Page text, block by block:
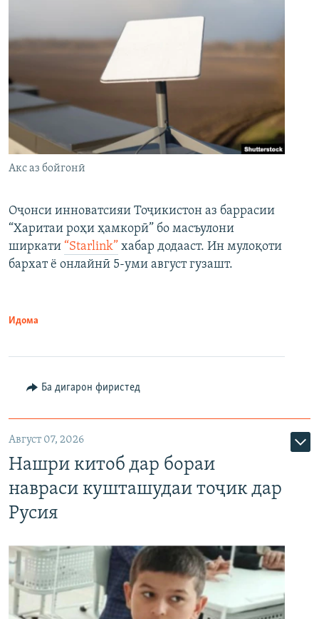
Акс аз бойгонӣ
Оҷонси инноватсияи Тоҷикистон аз баррасии
“Харитаи роҳи ҳамкорӣ” бо масъулони
ширкати “Starlink” хабар додааст. Ин мулоқоти
бархат ё онлайнӣ 5-уми август гузашт.
Идома
Ба дигарон фиристед
Август 07, 2026
Нашри китоб дар бораи
навраси кушташудаи тоҷик дар
Русия